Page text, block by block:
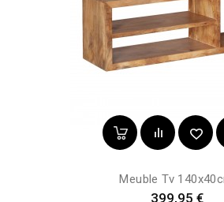
Meuble Tv
Prix
399,95 €